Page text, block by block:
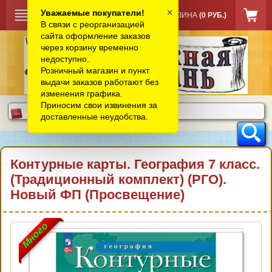
КОРЗИНА (0 РУБ.)
Контурные карты. География 7 класс.
(Традиционный комплект) (РГО).
Новый ФП (Просвещение)
Много
Уважаемые покупатели!
В связи с реорганизацией
сайта оформление заказов
через корзину временно
недоступно.
Розничный магазин и пункт
выдачи заказов работают без
изменения графика.
Приносим свои извинения за
доставленные неудобства.
×